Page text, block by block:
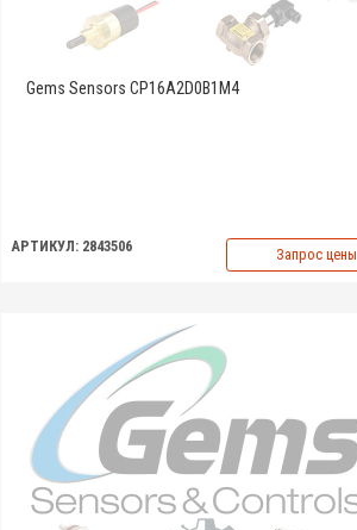
Gems Sensors CP16A2D0B1M4
АРТИКУЛ: 2843506 Запрос цены